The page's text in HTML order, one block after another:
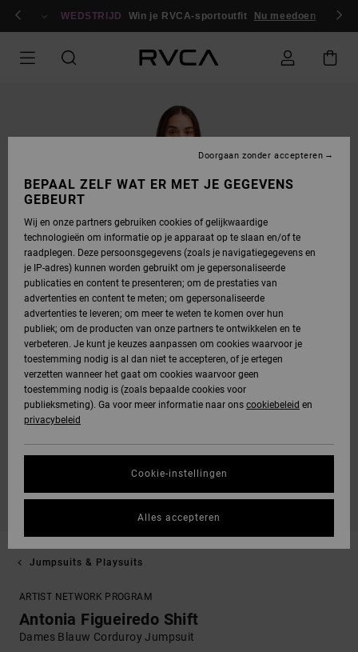
NAAR/ registrerenWEDSTRIJD Win je RVCA-sportoutfit Nu meedoen
Jumpsuits & Playsuits
ARTIST NETWORK PROGRAM
Antonia Figueiredo Shift
Dames Blauw Corduroy Jumpsuit
BEPAAL ZELF WAT ER MET JE GEGEVENS
GEBEURT
Wij en onze partners gebruiken cookies of gelijkwaardige
technologieën om informatie op je apparaat op te slaan en/of te
raadplegen. Deze persoonsgegevens (zoals je navigatiegegevens en
je IP-adres) kunnen worden gebruikt om je gepersonaliseerde
publicaties en content te presenteren; om de prestaties van
advertenties en content te meten; om gepersonaliseerde
advertenties te leveren; om meer te weten te komen over hun
publiek; om de producten van onze partners te ontwikkelen en te
verbeteren. Je kunt je keuzes aanpassen om cookies waarvoor je
toestemming nodig is al dan niet te accepteren, of je ertegen
verzetten wanneer het gaat om cookies waarvoor geen
toestemming nodig is (zoals bepaalde cookies voor
publieksmeting). Ga voor meer informatie naar ons cookiebeleid en
privacybeleid
Cookie-instellingen
Doorgaan zonder accepteren
Alles accepteren